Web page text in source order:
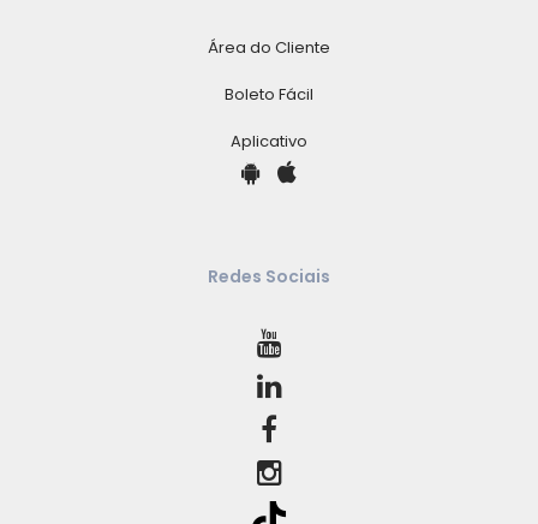
Área do Cliente
Boleto Fácil
Aplicativo
Redes Sociais